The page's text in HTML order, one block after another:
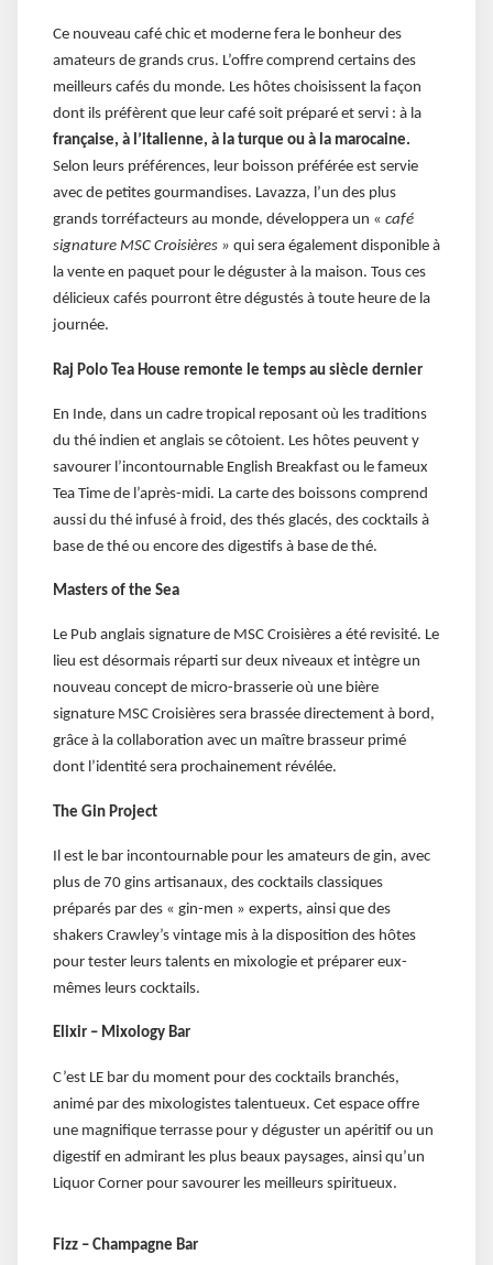
Ce nouveau café chic et moderne fera le bonheur des
amateurs de grands crus. L’offre comprend certains des
meilleurs cafés du monde. Les hôtes choisissent la façon
dont ils préfèrent que leur café soit préparé et servi : à la
française, à l’italienne, à la turque ou à la marocaine.
Selon leurs préférences, leur boisson préférée est servie
avec de petites gourmandises. Lavazza, l’un des plus
grands torréfacteurs au monde, développera un « café
signature MSC Croisières » qui sera également disponible à
la vente en paquet pour le déguster à la maison. Tous ces
délicieux cafés pourront être dégustés à toute heure de la
journée.
Raj Polo Tea House remonte le temps au siècle dernier
En Inde, dans un cadre tropical reposant où les traditions
du thé indien et anglais se côtoient. Les hôtes peuvent y
savourer l’incontournable English Breakfast ou le fameux
Tea Time de l’après-midi. La carte des boissons comprend
aussi du thé infusé à froid, des thés glacés, des cocktails à
base de thé ou encore des digestifs à base de thé.
Masters of the Sea
Le Pub anglais signature de MSC Croisières a été revisité. Le
lieu est désormais réparti sur deux niveaux et intègre un
nouveau concept de micro-brasserie où une bière
signature MSC Croisières sera brassée directement à bord,
grâce à la collaboration avec un maître brasseur primé
dont l’identité sera prochainement révélée.
The Gin Project
Il est le bar incontournable pour les amateurs de gin, avec
plus de 70 gins artisanaux, des cocktails classiques
préparés par des « gin-men » experts, ainsi que des
shakers Crawley’s vintage mis à la disposition des hôtes
pour tester leurs talents en mixologie et préparer eux-
mêmes leurs cocktails.
Elixir – Mixology Bar
C’est LE bar du moment pour des cocktails branchés,
animé par des mixologistes talentueux. Cet espace offre
une magnifique terrasse pour y déguster un apéritif ou un
digestif en admirant les plus beaux paysages, ainsi qu’un
Liquor Corner pour savourer les meilleurs spiritueux.
Fizz – Champagne Bar